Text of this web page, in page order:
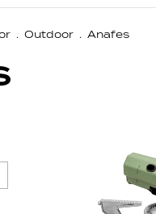
. Outdoor . Anafes